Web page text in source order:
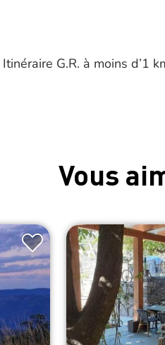
G.R. à moins d’1
Vous